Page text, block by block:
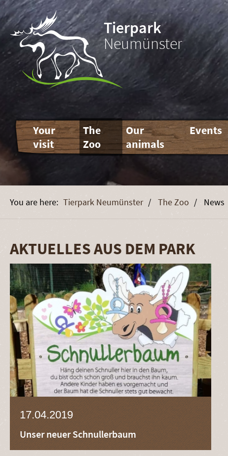
Tierpark
Neumünster
Skip
navigation
Your
visit
The
Zoo
Our
animals
Events
Tierpark Neumünster The Zoo News
AKTUELLES AUS DEM PARK
17.04.2019
Unser neuer Schnullerbaum